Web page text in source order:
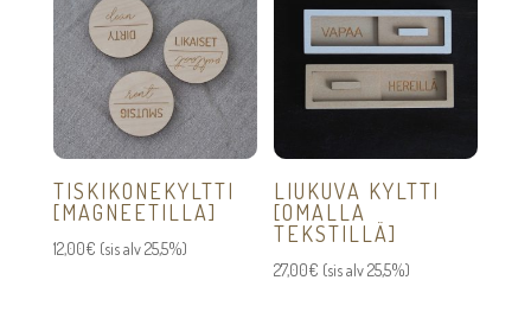
TISKIKONEKYLTTI
[MAGNEETILLA]
12,00€ (sis alv 25,5%)
LIUKUVA KYLTTI
[OMALLA
TEKSTILLÄ]
27,00€ (sis alv 25,5%)